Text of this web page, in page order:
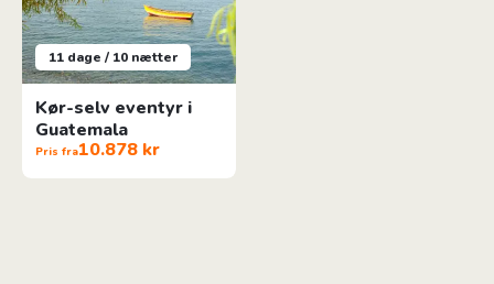
11 dage / 10 nætter
Kør-selv eventyr i
Guatemala
Pris fra10.878 kr